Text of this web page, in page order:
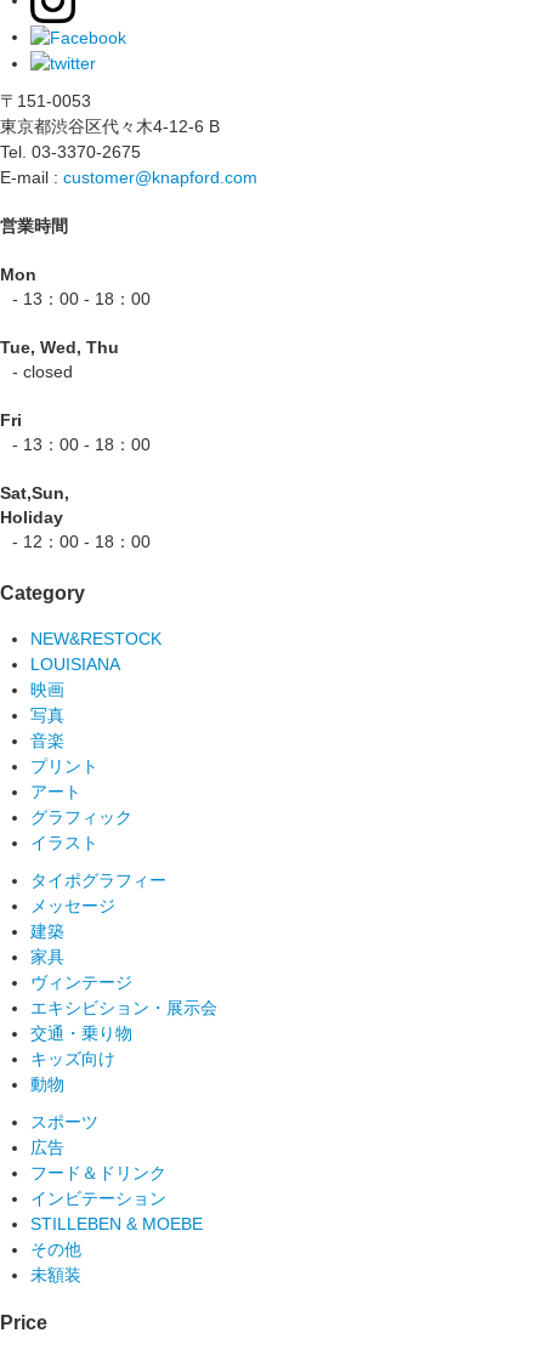
〒151-0053
東京都渋谷区代々木4-12-6 B
Tel. 03-3370-2675
E-mail : customer@knapford.com
営業時間
Mon
- 13：00 - 18：00
Tue, Wed, Thu
- closed
Fri
- 13：00 - 18：00
Sat,Sun,
Holiday
- 12：00 - 18：00
Category
NEW&RESTOCK
LOUISIANA
映画
写真
音楽
プリント
アート
グラフィック
イラスト
タイポグラフィー
メッセージ
建築
家具
ヴィンテージ
エキシビション・展示会
交通・乗り物
キッズ向け
動物
スポーツ
広告
フード＆ドリンク
インビテーション
STILLEBEN & MOEBE
その他
未額装
Price